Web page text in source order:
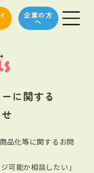
企業の方
へ
に関する
品化等に関するお問
可能か相談したい」